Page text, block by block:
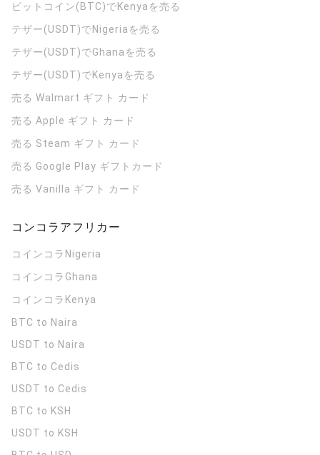
ビットコイン(BTC)でKenyaを売る
テザー(USDT)でNigeriaを売る
テザー(USDT)でGhanaを売る
テザー(USDT)でKenyaを売る
売る Walmart ギフト カード
売る Apple ギフト カード
売る Steam ギフト カード
売る Google Play ギフトカード
売る Vanilla ギフト カード
コンコラアフリカー
コインコラ Nigeria
コインコラ Ghana
コインコラ Kenya
BTC to Naira
USDT to Naira
BTC to Cedis
USDT to Cedis
BTC to KSH
USDT to KSH